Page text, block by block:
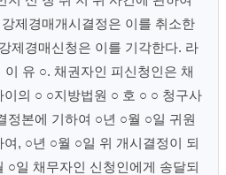
제경매개시결정은 이를 취소한
제경매신청은 이를 기각한다. 라
이 유 ○. 채권자인 피신청인은 채
이의 ○ ○지방법원 ○ 호 ○ ○ 청구사
정본에 기하여 ○년 ○월 ○일 귀원
, ○년 ○월 ○일 위 개시결정이 되
○일 채무자인 신청인에게 송달되